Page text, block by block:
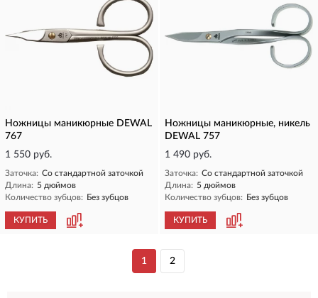
Ножницы маникюрные DEWAL
767
1 550 руб.
Заточка: Со стандартной заточкой
Длина: 5 дюймов
Количество зубцов: Без зубцов
КУПИТЬ
Ножницы маникюрные, никель
DEWAL 757
1 490 руб.
Заточка: Со стандартной заточкой
Длина: 5 дюймов
Количество зубцов: Без зубцов
КУПИТЬ
1 2